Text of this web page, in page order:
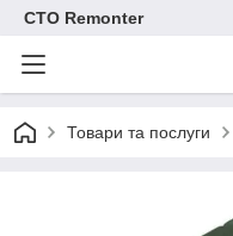
СТО Remonter
Товари та послуги